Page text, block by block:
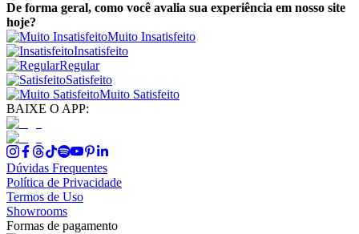
De forma geral, como você avalia sua experiência em nosso site
hoje?
Muito Insatisfeito
Insatisfeito
Regular
Satisfeito
Muito Satisfeito
BAIXE O APP:
Dúvidas Frequentes
Política de Privacidade
Termos de Uso
Showrooms
Formas de pagamento